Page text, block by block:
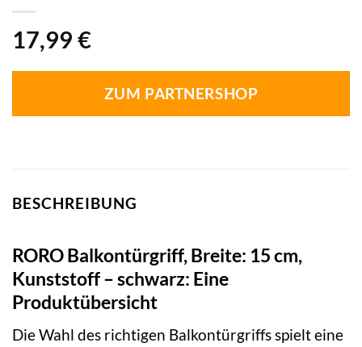
17,99 €
ZUM PARTNERSHOP
BESCHREIBUNG
RORO Balkontürgriff, Breite: 15 cm,
Kunststoff – schwarz: Eine
Produktübersicht
Die Wahl des richtigen Balkontürgriffs spielt eine